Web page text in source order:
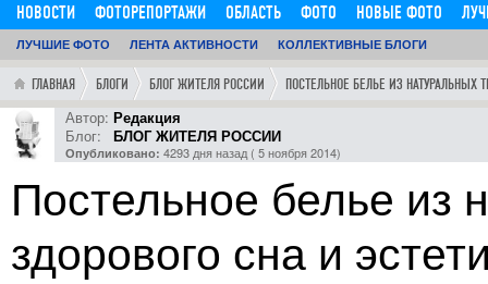
11:14:00
http://sosna.kiev.ua - искуственная ёлка - нечно
Как я выбрал искусственную елку 1,8 м в инернет-магазине
НОВОСТИ ФОТОРЕПОРТАЖИ ОБЛАСТЬ ФОТО НОВЫЕ ФОТО
ОБЪЯВЛЕНИЯ
ДОБАВИТЬ ОБЪЯВЛЕНИЕ ЛЮДИ ФОРУМ ГОРОД
ЛУЧШИЕ ФОТО ЛЕНТА АКТИВНОСТИ КОЛЛЕКТИВНЫЕ БЛОГИ
ГЛАВНАЯ БЛОГИ БЛОГ ЖИТЕЛЯ РОССИИ ПОСТЕЛЬНОЕ БЕЛЬЕ ИЗ НАТУРАЛЬНЫХ
Автор: Редакция
Блог:
БЛОГ ЖИТЕЛЯ РОССИИ
Опубликовано: 4293 дня назад ( 5 ноября 2014)
Постельное белье из
здорового сна и